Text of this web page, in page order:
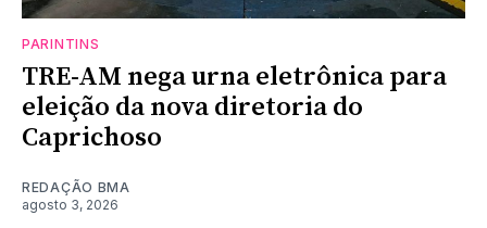
PARINTINS
TRE-AM nega urna eletrônica para
eleição da nova diretoria do
Caprichoso
REDAÇÃO BMA
agosto 3, 2026